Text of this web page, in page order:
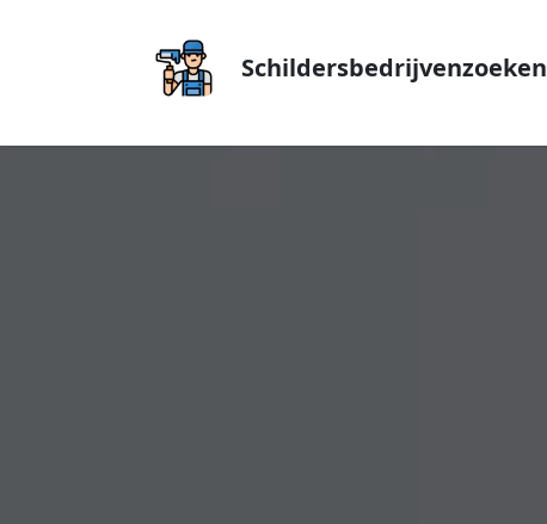
Schildersbedrijvenzoeken